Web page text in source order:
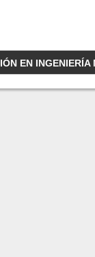
EN